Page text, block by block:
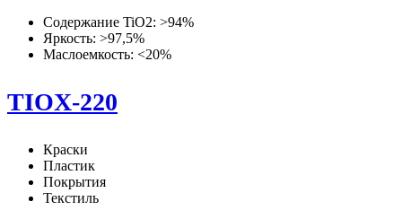
Содержание TiO2: >94%
Яркость: >97,5%
Маслоемкость: <20%
TIOX-220
Краски
Пластик
Покрытия
Текстиль